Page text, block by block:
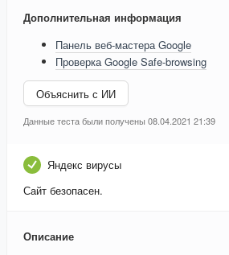
Дополнительная информация
Панель веб-мастера Google
Проверка Google Safe-browsing
Объяснить с ИИ
Данные теста были получены 08.04.2021 21:39
Яндекс вирусы
Сайт безопасен.
Описание